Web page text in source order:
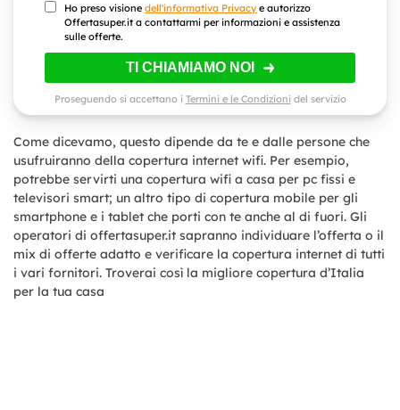
Ho preso visionedell'informativa Privacye autorizzo
Offertasuper.it a contattarmi per informazioni e assistenza
sulle offerte.
TI CHIAMIAMO NOI
Proseguendo si accettano i Termini e le Condizioni del servizio
Come dicevamo, questo dipende da te e dalle persone che
usufruiranno della copertura internet wifi. Per esempio,
potrebbe servirti una copertura wifi a casa per pc fissi e
televisori smart; un altro tipo di copertura mobile per gli
smartphone e i tablet che porti con te anche al di fuori. Gli
operatori di offertasuper.it sapranno individuare l’offerta o il
mix di offerte adatto e verificare la copertura internet di tutti
i vari fornitori. Troverai così la migliore copertura d’Italia
per la tua casa